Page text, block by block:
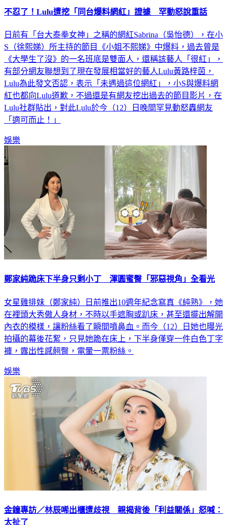
不忍了！Lulu遭挖「同台爆料網紅」證據 罕動怒說重話
日前有「台大泰拳女神」之稱的網紅Sabrina（吳怡德），在小
S（徐熙娣）所主持的節目《小姐不熙娣》中爆料，過去曾是
《大學生了沒》的一名班底是雙面人，還稱該藝人「很紅」，
有部分網友聯想到了現在發展相當好的藝人Lulu黃路梓茵，
Lulu為此發文否認，表示「未遇過這位網紅」，小S與爆料網
紅也都向Lulu道歉，不過還是有網友挖出過去的節目影片，在
Lulu社群貼出，對此Lulu於今（12）日晚間罕見動怒轟網友
「適可而止！」
娛樂
鄭家純跪床下半身只剩小丁 渾圓蜜臀「邪惡視角」全看光
女星雞排妹（鄭家純）日前推出10週年紀念寫真《純熟》，她
在裡頭大秀傲人身材，不時以手遮胸或趴床，甚至還擺出解開
內衣的模樣，讓粉絲看了瞬間噴鼻血。而今（12）日她也曝光
拍攝的幕後花絮，只見她跪在床上，下半身僅穿一件白色丁字
褲，露出性感翹臀，電暈一票粉絲。
娛樂
金鐘專訪／林辰唏出櫃遭歧視 親揭背後「利益關係」怒喊：
太扯了